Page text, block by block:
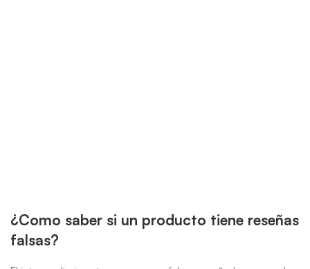
¿Como saber si un producto tiene reseñas
falsas?